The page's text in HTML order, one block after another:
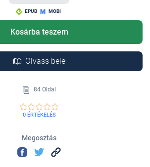
EPUB MOBI
Kosárba teszem
Olvass bele
84 Oldal
0 ÉRTÉKELÉS
Megosztás